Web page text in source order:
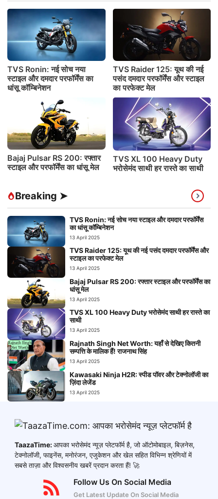
TVS Ronin: नई सोच नया
स्टाइल और दमदार परफॉर्मेंस का
धांसू कॉम्बिनेशन
TVS Raider 125: यूथ की नई
पसंद दमदार परफॉर्मेंस और स्टाइल
का परफेक्ट मेल
Bajaj Pulsar RS 200: रफ्तार
स्टाइल और परफॉर्मेंस का धांसू मेल
TVS XL 100 Heavy Duty
भरोसेमंद साथी हर रास्ते का साथी
Breaking ➤
TVS Ronin: नई सोच नया स्टाइल और दमदार परफॉर्मेंस
का धांसू कॉम्बिनेशन
13 April 2025
TVS Raider 125: यूथ की नई पसंद दमदार परफॉर्मेंस और
स्टाइल का परफेक्ट मेल
13 April 2025
Bajaj Pulsar RS 200: रफ्तार स्टाइल और परफॉर्मेंस का
धांसू मेल
13 April 2025
TVS XL 100 Heavy Duty भरोसेमंद साथी हर रास्ते का
साथी
13 April 2025
Rajnath Singh Net Worth: यहाँ से देखिए कितनी
सम्पत्ति के मालिक हैं! राजनाथ सिंह
13 April 2025
Kawasaki Ninja H2R: स्पीड पॉवर और टेक्नोलॉजी का
ज़िंदा लेजेंड
13 April 2025
TaazaTime:आपका भरोसेमंद न्यूज़ प्लेटफॉर्म है, जो ऑटोमोबाइल, बिज़नेस,
टेक्नोलॉजी, फाइनेंस, मनोरंजन, एजुकेशन और खेल सहित विभिन्न श्रेणियों में
सबसे ताज़ा और विश्वसनीय खबरें प्रदान करता हैं! 🚀
Follow Us On Social Media
Get Latest Update On Social Media